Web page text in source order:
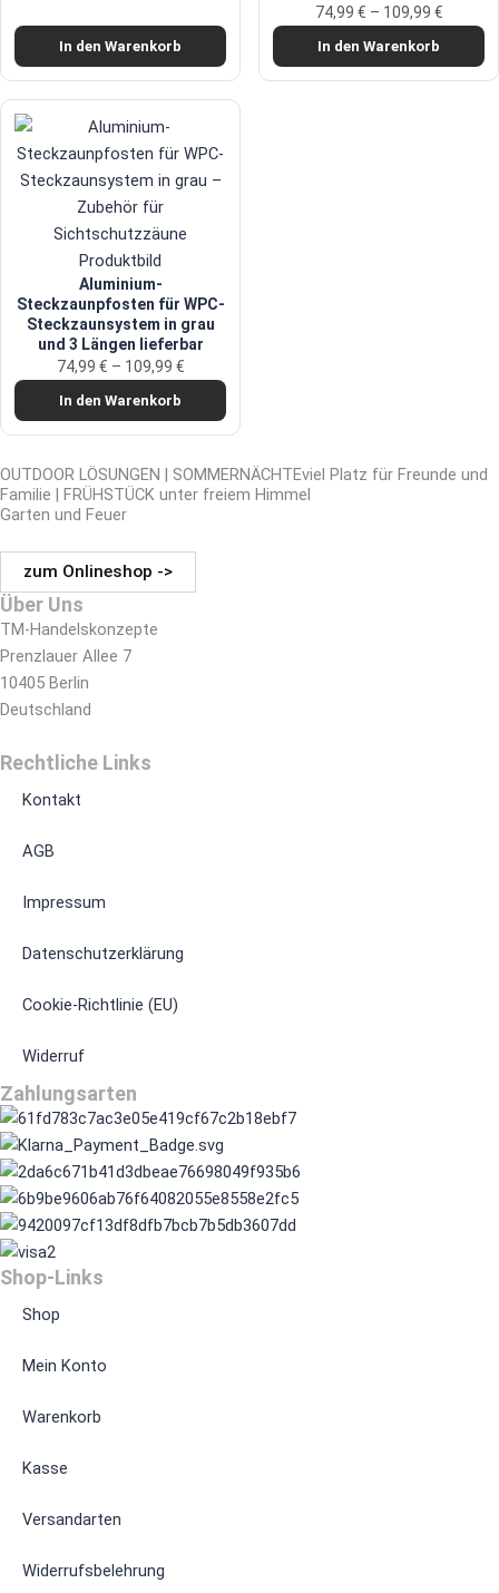
In den Warenkorb
74,99 € – 109,99 €
In den Warenkorb
Aluminium-
Steckzaunpfosten für WPC-
Steckzaunsystem in grau
und 3 Längen lieferbar
74,99 € – 109,99 €
In den Warenkorb
OUTDOOR LÖSUNGEN | SOMMERNÄCHTEviel Platz für Freunde und
Familie | FRÜHSTÜCK unter freiem Himmel
Garten und Feuer
zum Onlineshop ->
Über Uns
TM-Handelskonzepte
Prenzlauer Allee 7
10405 Berlin
Deutschland
Rechtliche Links
Kontakt
AGB
Impressum
Datenschutzerklärung
Cookie-Richtlinie (EU)
Widerruf
Zahlungsarten
Shop-Links
Shop
Mein Konto
Warenkorb
Kasse
Versandarten
Widerrufsbelehrung